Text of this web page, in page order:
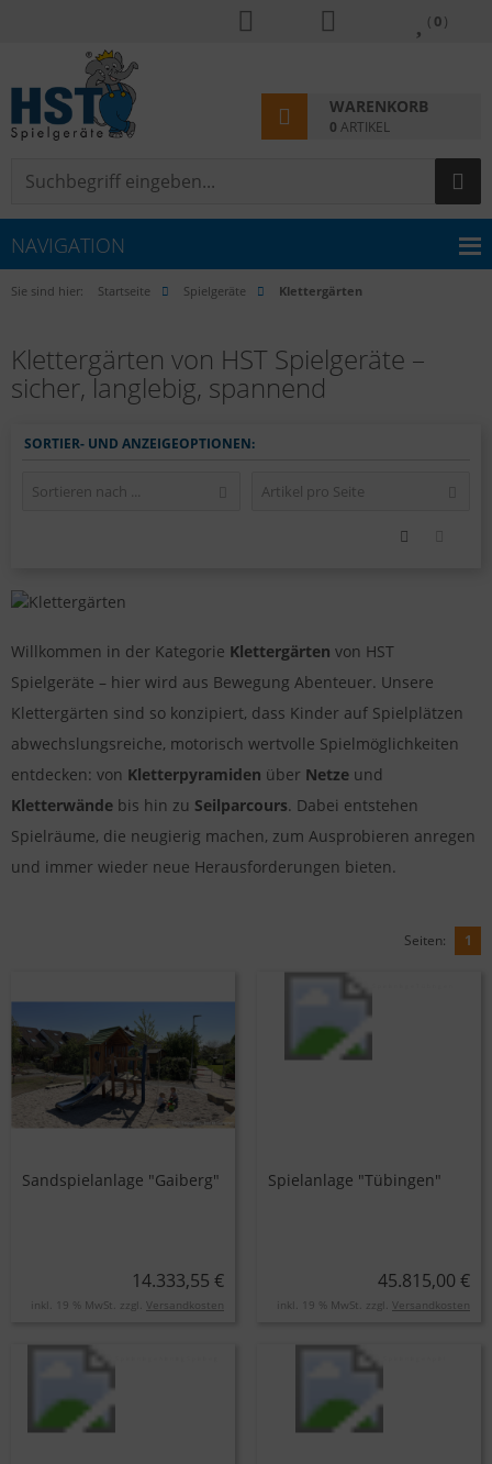
( 0)
WARENKORB
0 ARTIKEL
NAVIGATION
Sie sind hier: Startseite Spielgeräte Klettergärten
Klettergärten von HST Spielgeräte –
sicher, langlebig, spannend
SORTIER- UND ANZEIGEOPTIONEN:
Sortieren nach ... Artikel pro Seite
Willkommen in der Kategorie Klettergärten von HST
Spielgeräte – hier wird aus Bewegung Abenteuer. Unsere
Klettergärten sind so konzipiert, dass Kinder auf Spielplätzen
abwechslungsreiche, motorisch wertvolle Spielmöglichkeiten
entdecken: von Kletterpyramiden über Netze und
Kletterwände bis hin zu Seilparcours. Dabei entstehen
Spielräume, die neugierig machen, zum Ausprobieren anregen
und immer wieder neue Herausforderungen bieten.
Seiten: 1
Sandspielanlage "Gaiberg"
14.333,55 €
inkl. 19 % MwSt. zzgl. Versandkosten
Spielanlage "Tübingen"
45.815,00 €
inkl. 19 % MwSt. zzgl. Versandkosten